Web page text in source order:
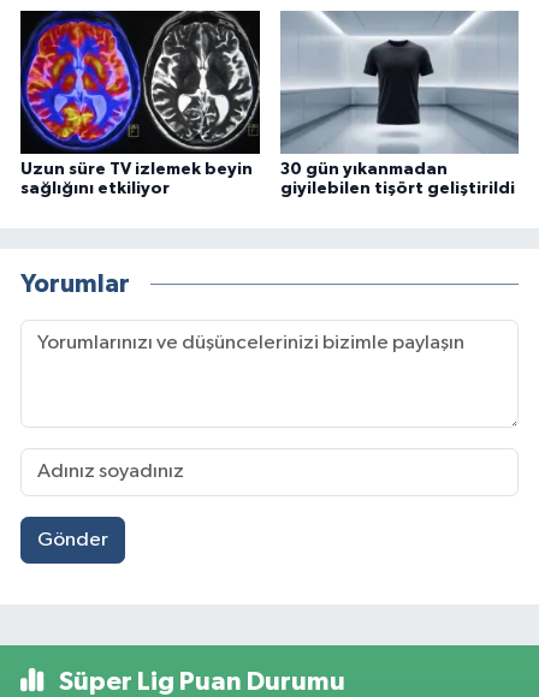
Uzun süre TV izlemek beyin
sağlığını etkiliyor
30 gün yıkanmadan
giyilebilen tişört geliştirildi
Yorumlar
Gönder
Süper Lig Puan Durumu